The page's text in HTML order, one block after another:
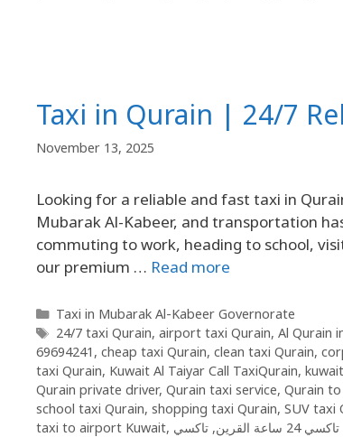
Taxi in Qurain | 24/7
November 13, 2025
Looking for a reliable and fast taxi in
Mubarak Al-Kabeer, and transportation
commuting to work, heading to school,
our premium … Read more
Taxi in Mubarak Al-Kabeer Governorate
24/7 taxi Qurain, airport taxi Qurain, Al Qurain
69694241 , cheap taxi Qurain, clean taxi Qurain,
taxi Qurain, Kuwait Al Taiyar Call TaxiQurain,
Qurain private driver, Qurain taxi service, Qurain
school taxi Qurain, shopping taxi Qurain, SUV taxi
taxi to airport Kuwait, تاكسي 24 ساعة القرين ,